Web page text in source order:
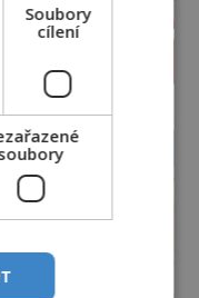
Soubory
cílení